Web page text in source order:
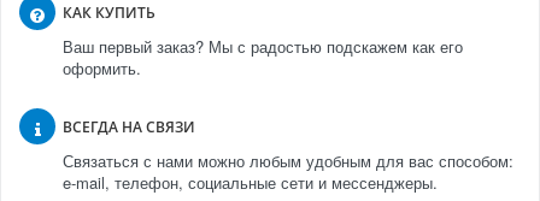
КАК КУПИТЬ
Ваш первый заказ? Мы с радостью подскажем как его
оформить.
ВСЕГДА НА СВЯЗИ
Связаться с нами можно любым удобным для вас способом:
e-mail, телефон, социальные сети и мессенджеры.